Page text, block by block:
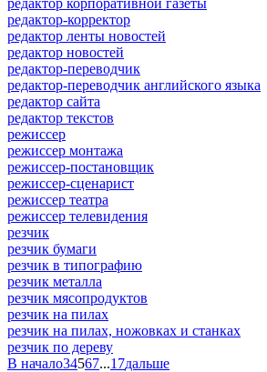
редактор-корректор
редактор ленты новостей
редактор новостей
редактор-переводчик
редактор-переводчик английского языка
редактор сайта
редактор текстов
режиссер
режиссер монтажа
режиссер-постановщик
режиссер-сценарист
режиссер театра
режиссер телевидения
резчик
резчик бумаги
резчик в типографию
резчик металла
резчик мясопродуктов
резчик на пилах
резчик на пилах, ножовках и станках
резчик по дереву
В начало34567...17дальше